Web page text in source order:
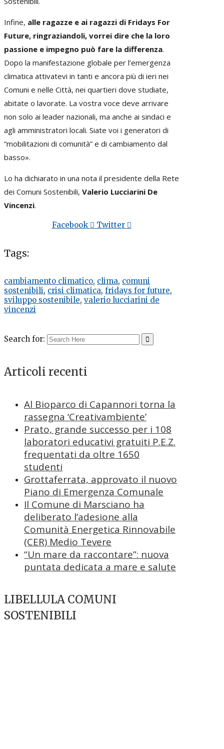
Infine, alle ragazze e ai ragazzi di Fridays For
Future, ringraziandoli, vorrei dire che la loro
passione e impegno può fare la differenza.
Dopo la manifestazione globale per l’emergenza
climatica attivatevi in tanti e ancora più di ieri nei
Comuni e nelle Città, nei quartieri dove studiate,
abitate o lavorate. La vostra voce deve arrivare
non solo ai leader nazionali, ma anche ai sindaci e
agli amministratori locali. Siate voi i generatori di
“mobilitazioni di comunità” e di cambiamento dal
basso».
Lo ha dichiarato in una nota il presidente della Rete
dei Comuni Sostenibili, Valerio Lucciarini De
Vincenzi.
Facebook Twitter
Tags:
cambiamento climatico, clima, comuni
sostenibili, crisi climatica, fridays for future,
sviluppo sostenibile, valerio lucciarini de
vincenzi
Search for:
Articoli recenti
Al Bioparco di Capannori torna la
rassegna ‘Creativambiente’
Prato, grande successo per i 108
laboratori educativi gratuiti P.E.Z.
frequentati da oltre 1650
studenti
Grottaferrata, approvato il nuovo
Piano di Emergenza Comunale
Il Comune di Marsciano ha
deliberato l’adesione alla
Comunità Energetica Rinnovabile
(CER) Medio Tevere
“Un mare da raccontare”: nuova
puntata dedicata a mare e salute
LIBELLULA COMUNI
SOSTENIBILI